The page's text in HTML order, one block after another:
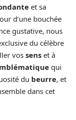
et sa
d’une bouchée
gustative, nous
du célèbre
vos sens et à
qui
du beurre, et
dans cet